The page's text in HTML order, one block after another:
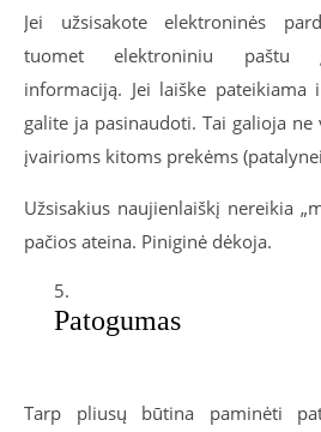
Jei užsisakote elektroninės
tuomet elektroniniu paštu
informaciją. Jei laiške pateikiama
galite ja pasinaudoti. Tai galioja
įvairioms kitoms prekėms
Užsisakius naujienlaiškį nereikia
pačios ateina. Piniginė dėkoja.
Patogumas
Tarp pliusų būtina paminėti